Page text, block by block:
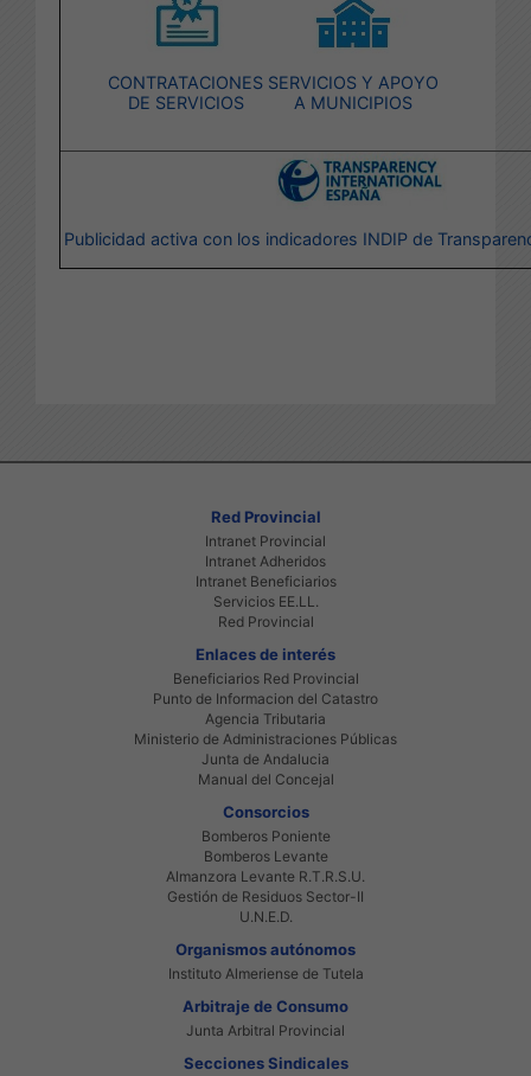
CONTRATACIONES
DE SERVICIOS
SERVICIOS Y APOYO
A MUNICIPIOS
Publicidad activa con los indicadores INDIP de
Red Provincial
Intranet Provincial
Intranet Adheridos
Intranet Beneficiarios
Servicios EE.LL.
Red Provincial
Enlaces de interés
Beneficiarios Red Provincial
Punto de Informacion del Catastro
Agencia Tributaria
Ministerio de Administraciones Públicas
Junta de Andalucia
Manual del Concejal
Consorcios
Bomberos Poniente
Bomberos Levante
Almanzora Levante R.T.R.S.U.
Gestión de Residuos Sector-II
U.N.E.D.
Organismos autónomos
Instituto Almeriense de Tutela
Arbitraje de Consumo
Junta Arbitral Provincial
Secciones Sindicales